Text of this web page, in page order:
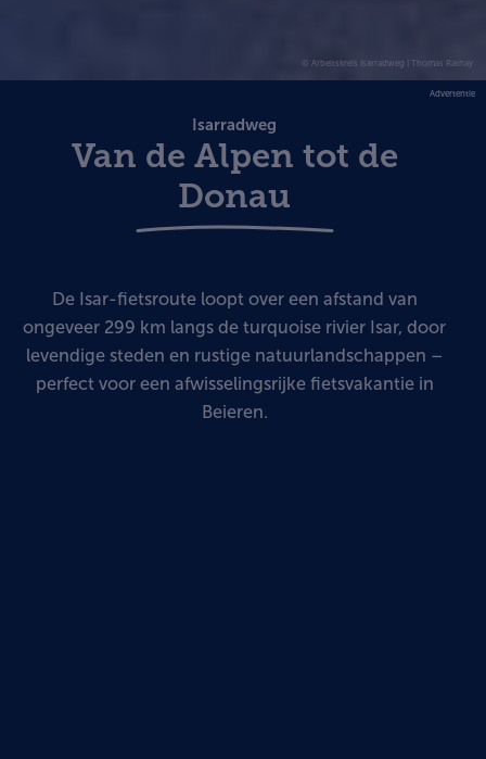
© Arbeitskreis Isarradweg | Thomas Rathay
Advertentie
Isarradweg
Van de Alpen tot de
Donau
De Isar-fietsroute loopt over een afstand van
ongeveer 299 km langs de turquoise rivier Isar, door
levendige steden en rustige natuurlandschappen –
perfect voor een afwisselingsrijke fietsvakantie in
Beieren.